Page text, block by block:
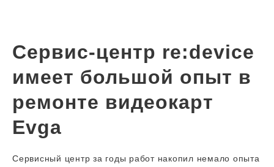
Сервис-центр re:device
имеет большой опыт в
ремонте видеокарт
Evga
Сервисный центр за годы работ накопил немало опыта